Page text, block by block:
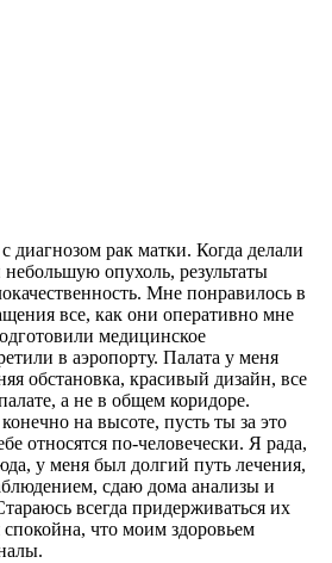
диагнозом рак матки. Когда делали
опухоль, результаты
Мне понравилось в
все, как они оперативно мне
медицинское
в аэропорту. Палата у меня
обстановка, красивый дизайн, все
а не в общем коридоре.
на высоте, пусть ты за это
относятся по-человечески. Я рада,
у меня был долгий путь лечения,
сдаю дома анализы и
всегда придерживаться их
что моим здоровьем